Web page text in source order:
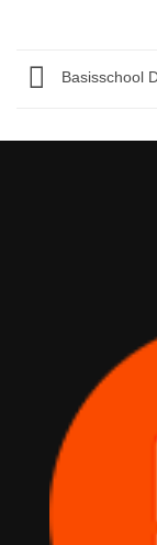
Basisschool